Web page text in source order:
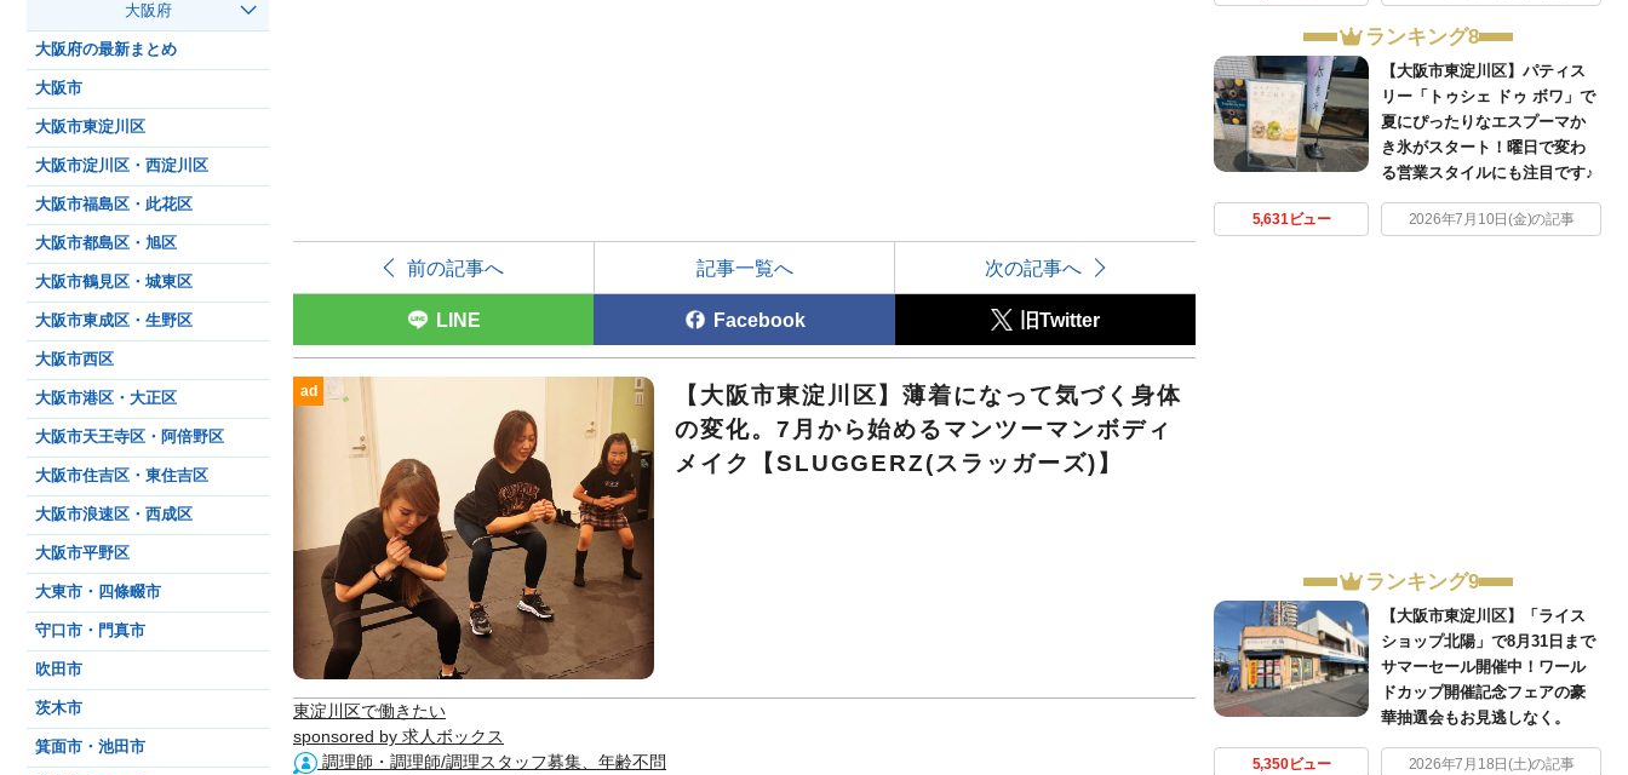
前の記事へ 記事一覧へ 次の記事へ
LINE Facebook 旧Twitter
ad
【大阪市東淀川区】薄着になって気づく身体
の変化。7月から始めるマンツーマンボディ
メイク【SLUGGERZ(スラッガーズ)】
東淀川区で働きたい
sponsored by 求人ボックス
調理師・調理師/調理スタッフ募集、年齢不問
ランキング8
【大阪市東淀川区】パティス
リー「トゥシェ ドゥ ボワ」で
夏にぴったりなエスプーマか
き氷がスタート！曜日で変わ
る営業スタイルにも注目です♪
5,631ビュー 2026年7月10日(金)の記事
ランキング9
【大阪市東淀川区】「ライス
ショップ北陽」で8月31日まで
サマーセール開催中！ワール
ドカップ開催記念フェアの豪
華抽選会もお見逃しなく。
5,350ビュー 2026年7月18日(土)の記事
大阪府
大阪府の最新まとめ
大阪市
大阪市東淀川区
大阪市淀川区・西淀川区
大阪市福島区・此花区
大阪市都島区・旭区
大阪市鶴見区・城東区
大阪市東成区・生野区
大阪市西区
大阪市港区・大正区
大阪市天王寺区・阿倍野区
大阪市住吉区・東住吉区
大阪市浪速区・西成区
大阪市平野区
大東市・四條畷市
守口市・門真市
吹田市
茨木市
箕面市・池田市